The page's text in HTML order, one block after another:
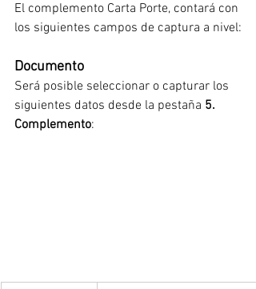
El complemento Carta Porte, contará con
los siguientes campos de captura a nivel:
Documento
Será posible seleccionar o capturar los
siguientes datos desde la pestaña 5.
Complemento: